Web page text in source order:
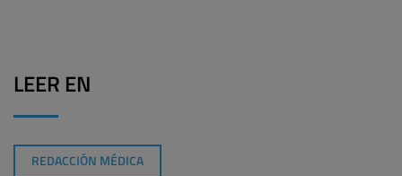
LEER EN
REDACCIÓN MÉDICA